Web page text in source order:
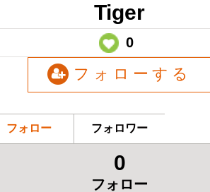
Tiger
0
フォローする
フォロー フォロワー
0
フォロー